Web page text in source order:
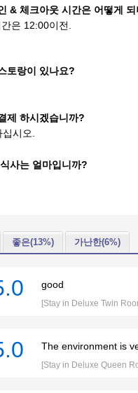
체크아웃 시간은 어떻게 되
은 12:00이전.
토랑이 있나요?
하시겠습니까?
시오.
사는 얼마입니까?
좋은(13%) 가난한(6%)
good
[Stay in Deluxe Twin
The environment is
[Stay in Deluxe Queen